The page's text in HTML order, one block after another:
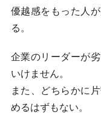
優越感をもった人
る。
企業のリーダーが
いけません。
また、どちらかに
めるはずもない。